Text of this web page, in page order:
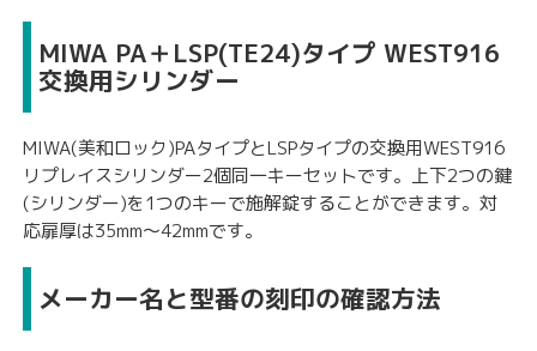
MIWA PA＋LSP(TE24)タイプ WEST916
交換用シリンダー
MIWA(美和ロック)PAタイプとLSPタイプの交換用WEST916
リプレイスシリンダー2個同一キーセットです。上下2つの鍵
(シリンダー)を1つのキーで施解錠することができます。対
応扉厚は35mm〜42mmです。
メーカー名と型番の刻印の確認方法